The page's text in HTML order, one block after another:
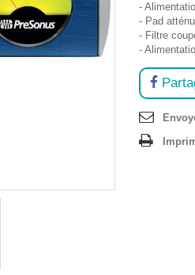
-
- Pad
- Filtre
-